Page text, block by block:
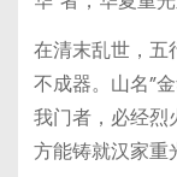
在清末乱世，五
不成器。山名”
我门者，必经烈
方能铸就汉家重